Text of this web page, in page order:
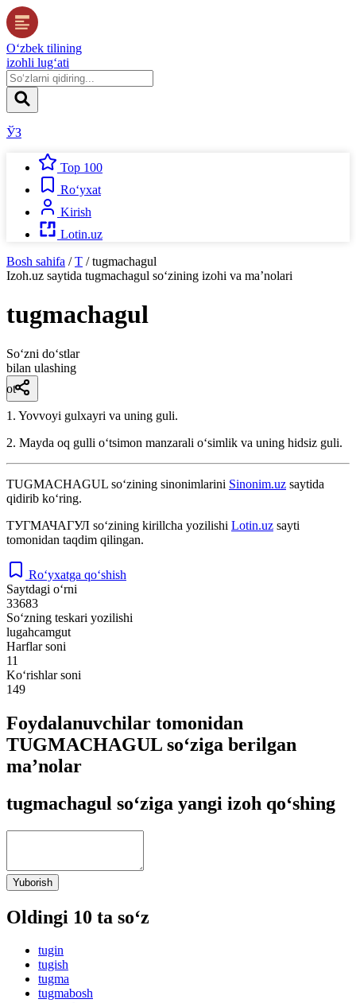
O‘zbek tilining
izohli lug‘ati
ЎЗ
Top 100
Ro‘yxat
Kirish
Lotin.uz
Bosh sahifa / T / tugmachagul
Izoh.uz saytida tugmachagul so‘zining izohi va ma’nolari
tugmachagul
So‘zni do‘stlar
bilan ulashing
ot
1. Yovvoyi gulxayri va uning guli.
2. Mayda oq gulli oʻtsimon manzarali oʻsimlik va uning hidsiz guli.
TUGMACHAGUL so‘zining sinonimlarini Sinonim.uz saytida
qidirib ko‘ring.
ТУГМАЧАГУЛ so‘zining kirillcha yozilishi Lotin.uz sayti
tomonidan taqdim qilingan.
Ro‘yxatga qo‘shish
Saytdagi o‘rni
33683
So‘zning teskari yozilishi
lugahcamgut
Harflar soni
11
Ko‘rishlar soni
149
Foydalanuvchilar tomonidan
TUGMACHAGUL so‘ziga berilgan
ma’nolar
tugmachagul so‘ziga yangi izoh qo‘shing
Yuborish
Oldingi 10 ta so‘z
tugin
tugish
tugma
tugmabosh